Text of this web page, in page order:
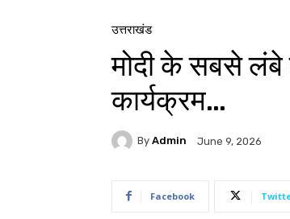
उत्तराखंड
मोदी के सबसे लंबे
कार्यक्रम…
By Admin June 9, 2026
Facebook